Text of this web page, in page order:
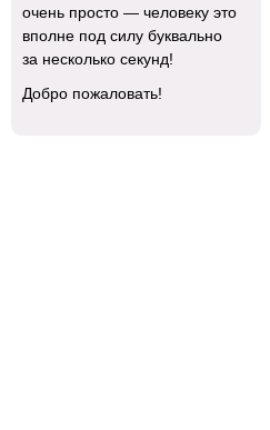
очень просто — человеку это
вполне под силу буквально
за несколько секунд!
Добро пожаловать!